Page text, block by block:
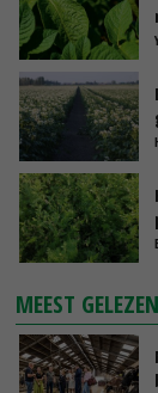
MEEST GELEZEN